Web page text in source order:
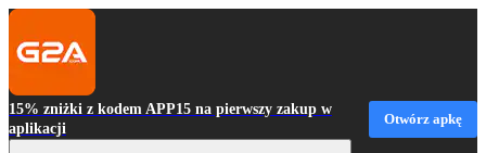
15% zniżki z kodem APP15 na pierwszy zakup w
aplikacji
Otwórz apkę